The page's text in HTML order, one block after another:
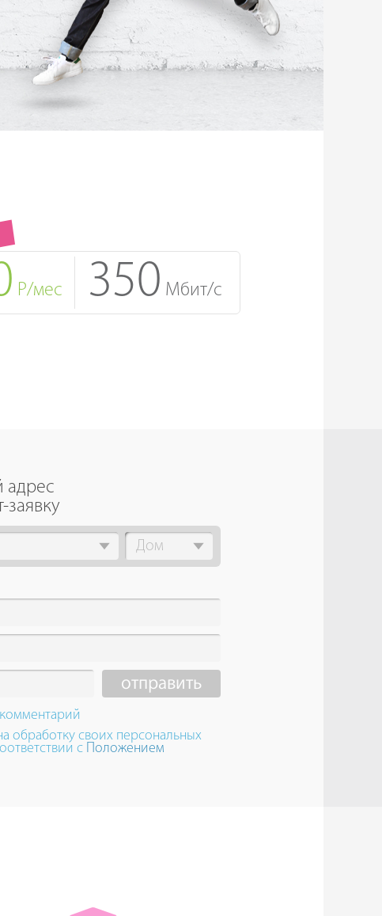
Р/мес 350 Мбит/с
адрес
заявку
обработку своих персональных
с Положением